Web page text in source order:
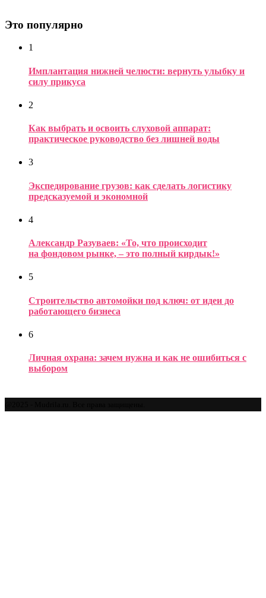
Это популярно
1
Имплантация нижней челюсти: вернуть улыбку и
силу прикуса
2
Как выбрать и освоить слуховой аппарат:
практическое руководство без лишней воды
3
Экспедирование грузов: как сделать логистику
предсказуемой и экономной
4
Александр Разуваев: «То, что происходит
на фондовом рынке, – это полный кирдык!»
5
Строительство автомойки под ключ: от идеи до
работающего бизнеса
6
Личная охрана: зачем нужна и как не ошибиться с
выбором